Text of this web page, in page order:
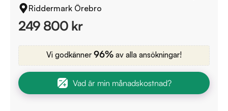
Riddermark Örebro
249 800 kr
Vi godkänner 96% av alla ansökningar!
Vad är min månadskostnad?